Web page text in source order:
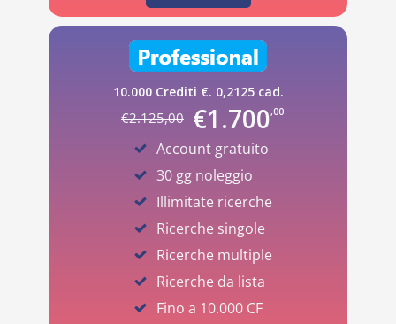
10.000 Crediti €. 0,2125 cad.
€2.125,00 €1.700,00
Account gratuito
30 gg noleggio
Illimitate ricerche
Ricerche singole
Ricerche multiple
Ricerche da lista
Fino a 10.000 CF